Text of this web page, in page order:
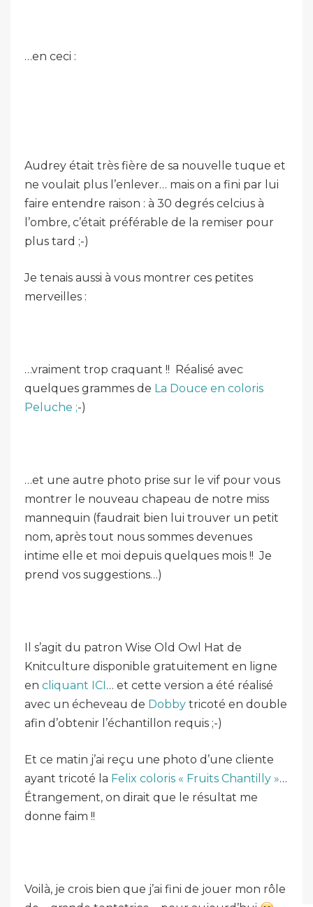
…en ceci :
Audrey était très fière de sa nouvelle tuque et
ne voulait plus l’enlever… mais on a fini par lui
faire entendre raison : à 30 degrés celcius à
l’ombre, c’était préférable de la remiser pour
plus tard ;-)
Je tenais aussi à vous montrer ces petites
merveilles :
…vraiment trop craquant !! Réalisé avec
quelques grammes de La Douce en coloris
Peluche ;-)
…et une autre photo prise sur le vif pour vous
montrer le nouveau chapeau de notre miss
mannequin (faudrait bien lui trouver un petit
nom, après tout nous sommes devenues
intime elle et moi depuis quelques mois !! Je
prend vos suggestions…)
Il s’agit du patron Wise Old Owl Hat de
Knitculture disponible gratuitement en ligne
en cliquant ICI… et cette version a été réalisé
avec un écheveau de Dobby tricoté en double
afin d’obtenir l’échantillon requis ;-)
Et ce matin j’ai reçu une photo d’une cliente
ayant tricoté la Felix coloris « Fruits Chantilly »…
Étrangement, on dirait que le résultat me
donne faim !!
Voilà, je crois bien que j’ai fini de jouer mon rôle